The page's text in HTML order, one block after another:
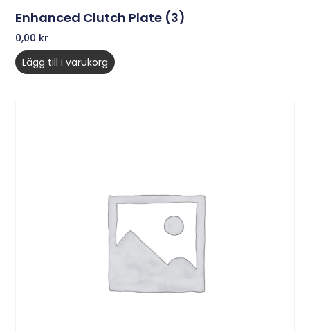
Enhanced Clutch Plate (3)
0,00 kr
Lägg till i varukorg